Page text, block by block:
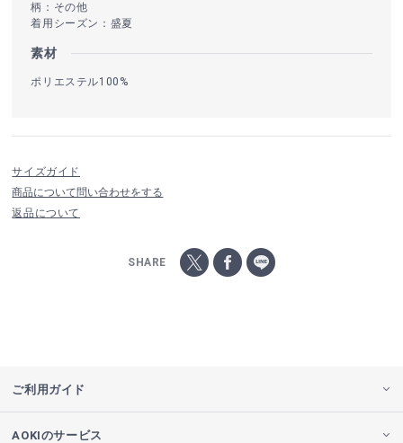
柄：その他
着用シーズン：盛夏
素材
ポリエステル100%
サイズガイド
商品について問い合わせをする
返品について
SHARE
ご利用ガイド
AOKIのサービス